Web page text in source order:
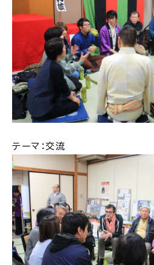
電子申請・
手続きガ
市役所へのアクセス
各課へのお問い合わせ
テーマ：交流